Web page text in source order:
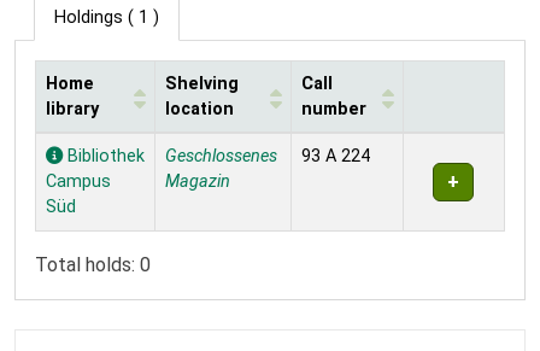
Holdings ( 1 )
Holdings
Home
library
Shelving
location
Call
number
Bibliothek
Campus
Süd
Geschlossenes
Magazin
93 A 224
Total holds: 0